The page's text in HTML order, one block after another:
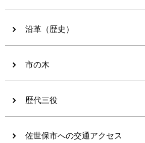
沿革（歴史）
市の木
歴代三役
佐世保市への交通アクセス